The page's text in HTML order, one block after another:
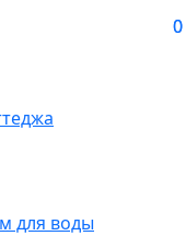
0
0
для воды